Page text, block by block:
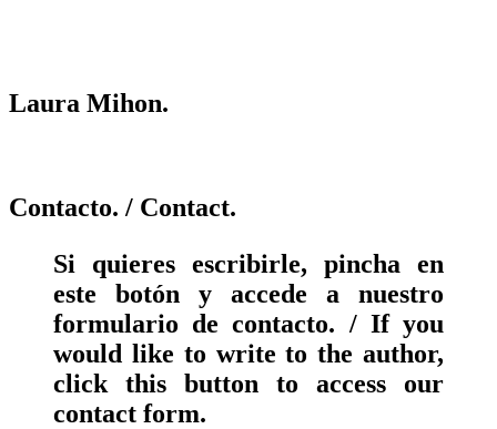
Laura Mihon.
Contacto. / Contact.
Si quieres escribirle, pincha en
este botón y accede a nuestro
formulario de contacto. / If you
would like to write to the author,
click this button to access our
contact form.